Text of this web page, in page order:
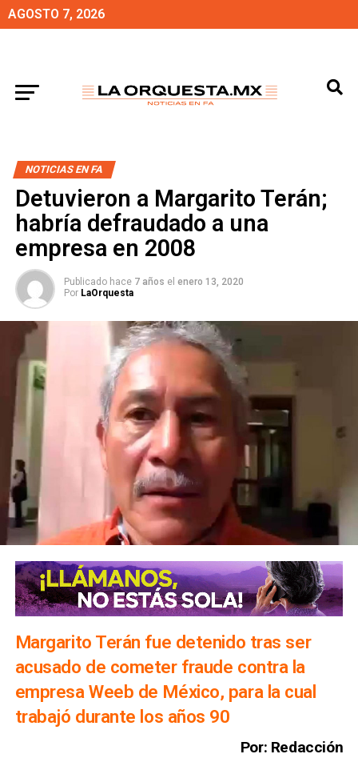
AGOSTO 7, 2026
NOTICIAS EN FA
Detuvieron a Margarito Terán;
habría defraudado a una
empresa en 2008
Publicado hace 7 años el enero 13, 2020
Por LaOrquesta
Margarito Terán fue detenido tras ser
acusado de cometer fraude contra la
empresa Weeb de México, para la cual
trabajó durante los años 90
Por: Redacción